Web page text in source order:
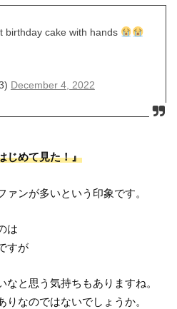
birthday cake with hands
December 4, 2022
じめて見た！』
ンが多いという印象です。
は
すが
と思う気持ちもありますね。
なのではないでしょうか。